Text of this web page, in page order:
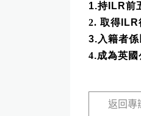
1.持ILR前
2. 取得 ILR
3. 入籍者
4.成為英國
返回專